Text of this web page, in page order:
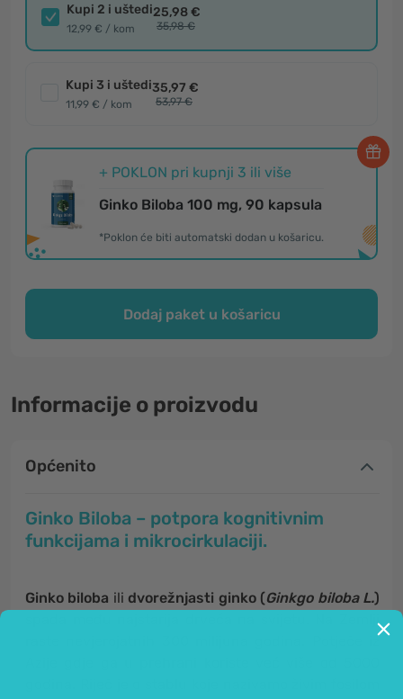
Kupi 2 i uštedi
12,99 € / kom
25,98 €
35,98 €
Kupi 3 i uštedi
11,99 € / kom
35,97 €
53,97 €
+ POKLON pri kupnji 3 ili više
Ginko Biloba 100 mg, 90 kapsula
*Poklon će biti automatski dodan u košaricu.
Dodaj paket u košaricu
Informacije o proizvodu
Općenito
Ginko Biloba – potpora kognitivnim
funkcijama i mikrocirkulaciji.
Ginko biloba ili dvorežnjasti ginko (Ginkgo biloba L.)
spada među najstarija drveća na svijetu. Na Zemlji
raste nevjerojatnih 300 milijuna godina. Potječe iz